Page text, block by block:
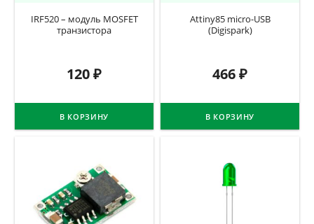
IRF520 – модуль MOSFET
транзистора
120₽
В КОРЗИНУ
Attiny85 micro-USB
(Digispark)
466₽
В КОРЗИНУ